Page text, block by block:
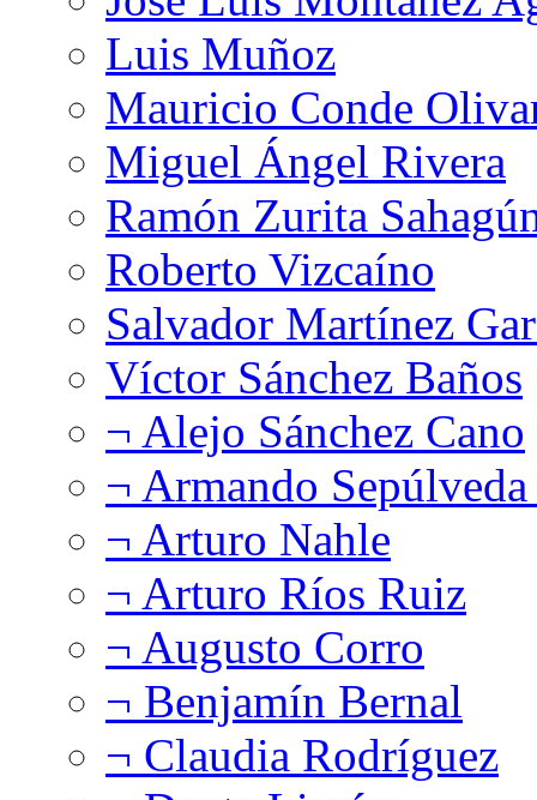
Luis Muñoz
Mauricio Conde
Miguel Ángel Rivera
Ramón Zurita
Roberto Vizcaíno
Salvador Martínez
Víctor Sánchez Baños
¬ Alejo Sánchez Cano
¬ Armando
¬ Arturo Nahle
¬ Arturo Ríos Ruiz
¬ Augusto Corro
¬ Benjamín Bernal
¬ Claudia Rodríguez